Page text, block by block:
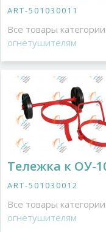
ART-501030011
Все товары категории:
огнетушителям
Тележка к ОУ-
ART-501030012
Все товары категории:
огнетушителям